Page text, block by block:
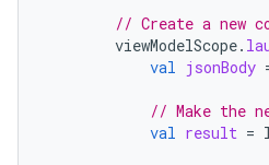
// Create a new
viewModelScope.
val jsonBody
// Make the
val result =